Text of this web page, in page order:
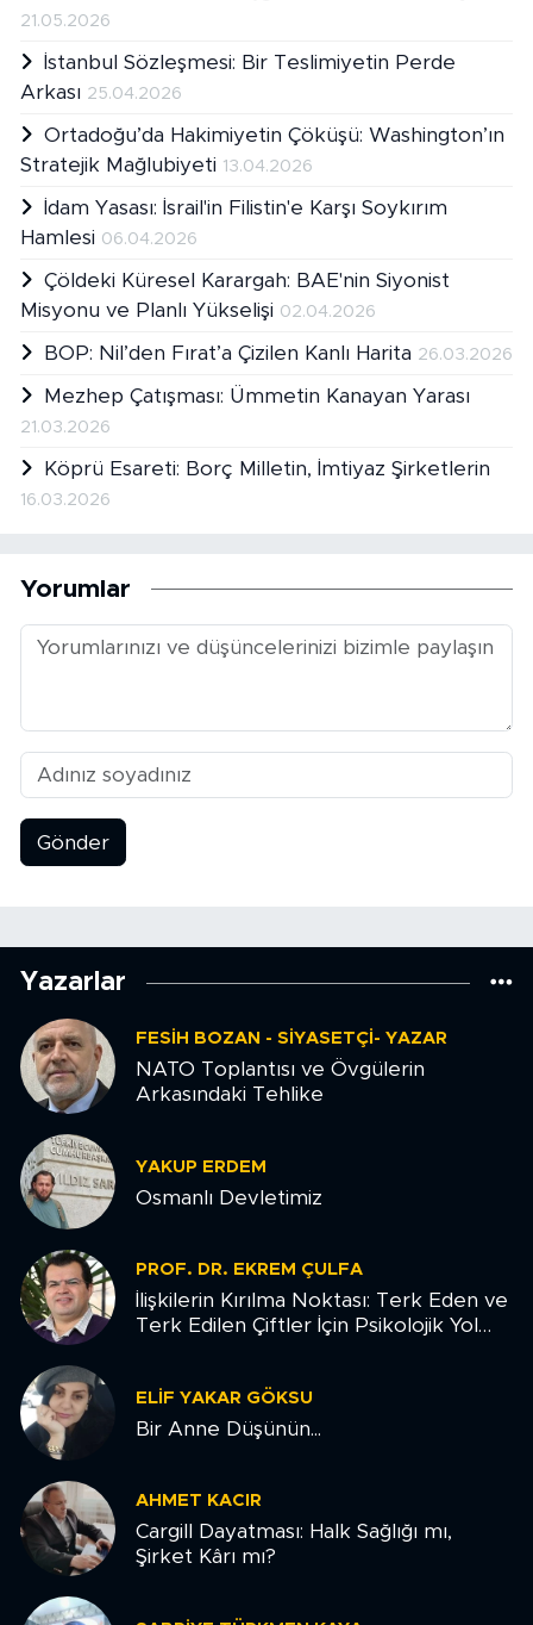
21.05.2026
İstanbul Sözleşmesi: Bir Teslimiyetin Perde
Arkası 25.04.2026
Ortadoğu’da Hakimiyetin Çöküşü: Washington’ın
Stratejik Mağlubiyeti 13.04.2026
İdam Yasası: İsrail'in Filistin'e Karşı Soykırım
Hamlesi 06.04.2026
Çöldeki Küresel Karargah: BAE'nin Siyonist
Misyonu ve Planlı Yükselişi 02.04.2026
BOP: Nil’den Fırat’a Çizilen Kanlı Harita 26.03.2026
Mezhep Çatışması: Ümmetin Kanayan Yarası
21.03.2026
Köprü Esareti: Borç Milletin, İmtiyaz Şirketlerin
16.03.2026
Yorumlar
Gönder
Yazarlar
FESIH BOZAN - SIYASETÇI- YAZAR
NATO Toplantısı ve Övgülerin
Arkasındaki Tehlike
YAKUP ERDEM
Osmanlı Devletimiz
PROF. DR. EKREM ÇULFA
İlişkilerin Kırılma Noktası: Terk Eden ve
Terk Edilen Çiftler İçin Psikolojik Yol
ELIF YAKAR GÖKSU
Bir Anne Düşünün...
AHMET KACIR
Cargill Dayatması: Halk Sağlığı mı,
Şirket Kârı mı?